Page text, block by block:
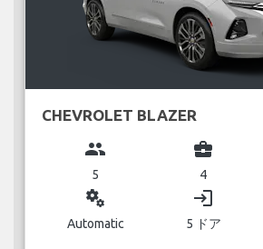
CHEVROLET BLAZER
group
5
business_center
4
miscellaneous_services
Automatic
login
5 ドア